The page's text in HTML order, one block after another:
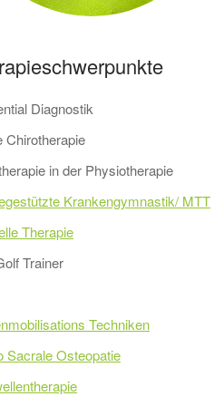
Diagnostik
Chirotherapie
in der Physiotherapie
Krankengymnastik/ MTT
Therapie
Trainer
Techniken
Sacrale Osteopatie